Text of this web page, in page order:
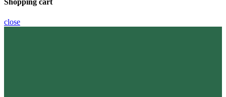
Shopping cart
close